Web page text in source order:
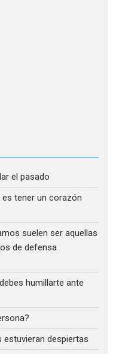
el pasado
es tener un corazón
suelen ser aquellas
de defensa
humillarte ante
despiertas